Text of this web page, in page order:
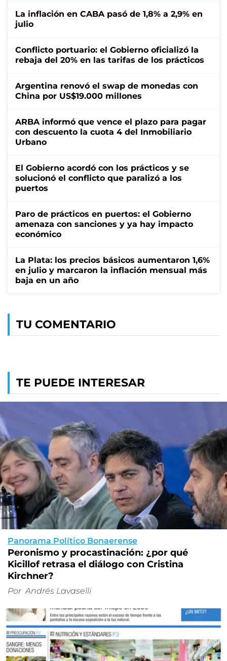
La inflación en CABA pasó de 1,8% a 2,9% en
julio
Conflicto portuario: el Gobierno oficializó la
rebaja del 20% en las tarifas de los prácticos
Argentina renovó el swap de monedas con
China por US$19.000 millones
ARBA informó que vence el plazo para pagar
con descuento la cuota 4 del Inmobiliario
Urbano
El Gobierno acordó con los prácticos y se
solucionó el conflicto que paralizó a los
puertos
Paro de prácticos en puertos: el Gobierno
amenaza con sanciones y ya hay impacto
económico
La Plata: los precios básicos aumentaron 1,6%
en julio y marcaron la inflación mensual más
baja en un año
TU COMENTARIO
TE PUEDE INTERESAR
Panorama Político Bonaerense
Peronismo y procastinación: ¿por qué
Kicillof retrasa el diálogo con Cristina
Kirchner?
Por Andrés Lavaselli